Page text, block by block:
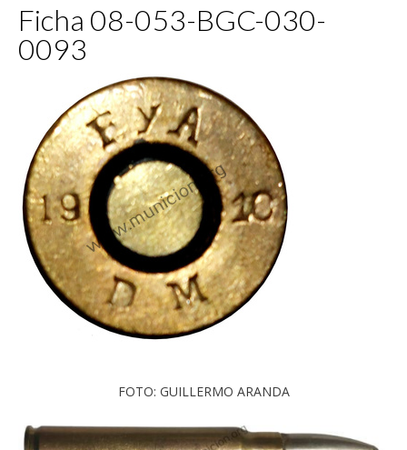
Ficha 08-053-BGC-030-
0093
FOTO: GUILLERMO ARANDA